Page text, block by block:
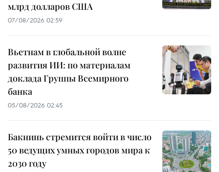
млрд долларов США
07/08/2026 02:59
Вьетнам в глобальной волне
развития ИИ: по материалам
доклада Группы Всемирного
банка
05/08/2026 02:45
Бакнинь стремится войти в число
50 ведущих умных городов мира к
2030 году